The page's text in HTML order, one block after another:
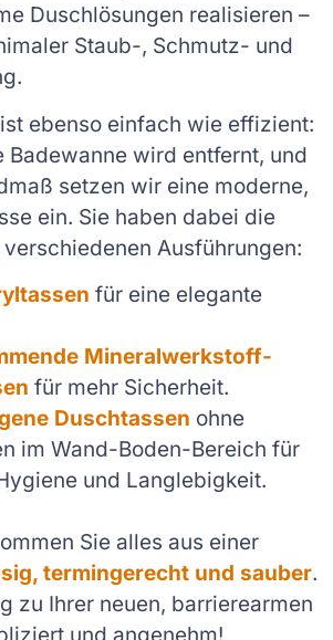
Duschlösungen realisieren –
Staub-, Schmutz- und
ebenso einfach wie effizient:
Badewanne wird entfernt, und
setzen wir eine moderne,
ein. Sie haben dabei die
Ausführungen:
für eine elegante
Mineralwerkstoff-
für mehr Sicherheit.
Duschtassen ohne
im Wand-Boden-Bereich für
und Langlebigkeit.
Sie alles aus einer
termingerecht und sauber.
zu Ihrer neuen, barrierearmen